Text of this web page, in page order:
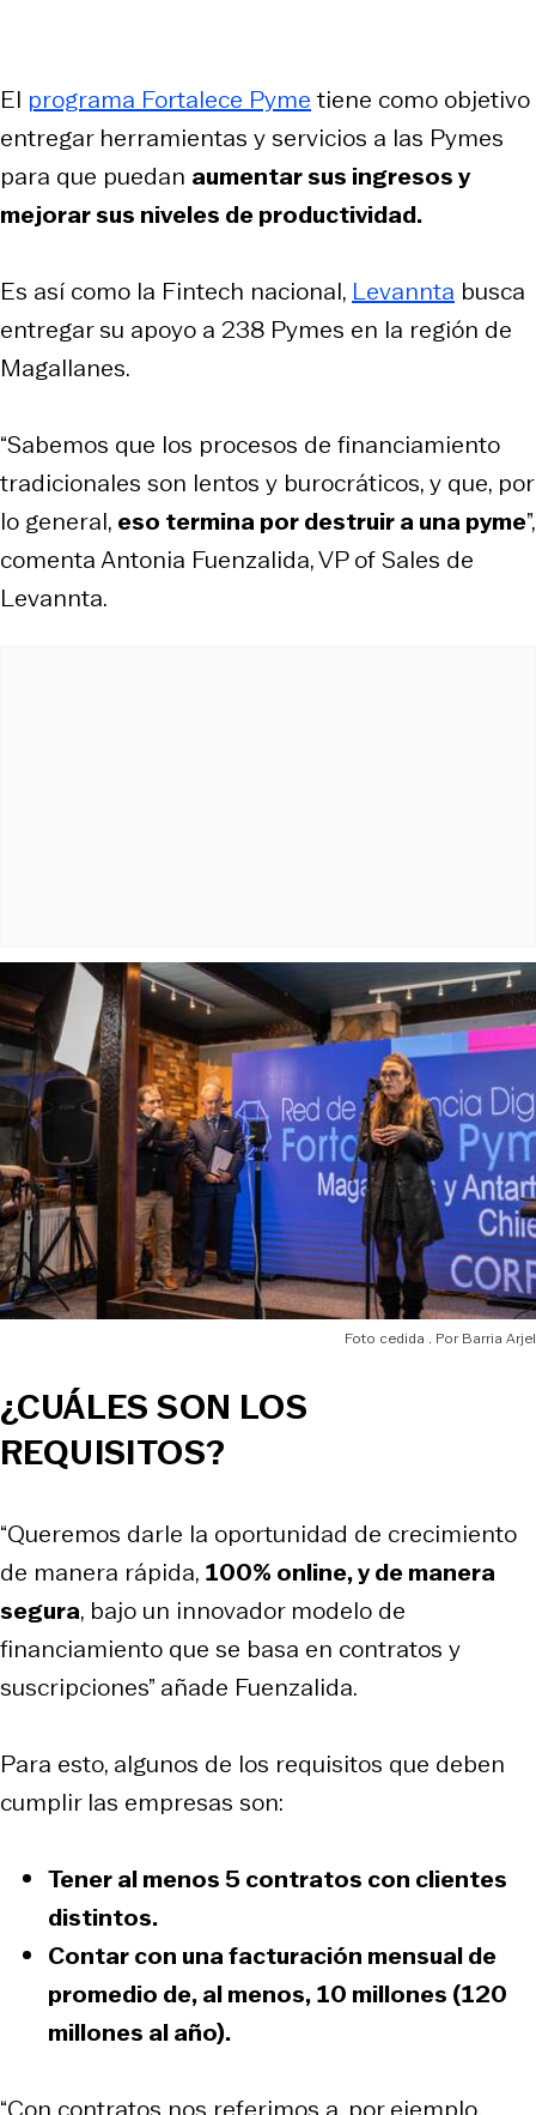
El programa Fortalece Pymetiene como objetivo
entregar herramientas y servicios a las Pymes
para que puedan aumentar sus ingresos y
mejorar sus niveles de productividad.
Es así como la Fintech nacional, Levannta busca
entregar su apoyo a 238 Pymes en la región de
Magallanes.
“Sabemos que los procesos de financiamiento
tradicionales son lentos y burocráticos, y que, por
lo general, eso termina por destruir a una pyme”,
comenta Antonia Fuenzalida, VP of Sales de
Levannta.
Foto cedida Barria Arjel
¿CUÁLES SON LOS
REQUISITOS?
“Queremos darle la oportunidad de crecimiento
de manera rápida, 100% online, y de manera
segura, bajo un innovador modelo de
financiamiento que se basa en contratos y
suscripciones” añade Fuenzalida.
Para esto, algunos de los requisitos que deben
cumplir las empresas son:
Tener al menos 5 contratos con clientes
distintos.
Contar con una facturación mensual de
promedio de, al menos, 10 millones (120
millones al año).